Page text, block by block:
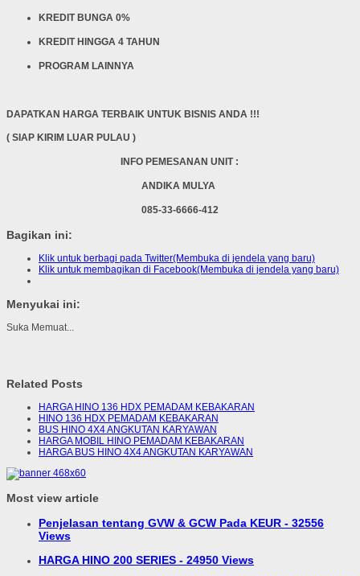
KREDIT BUNGA 0%
KREDIT HINGGA 4 TAHUN
PROGRAM LAINNYA
DAPATKAN HARGA TERBAIK UNTUK BISNIS ANDA !!!
( SIAP KIRIM LUAR PULAU )
INFO PEMESANAN UNIT :
ANDIKA MULYA
085-33-6666-412
Bagikan ini:
Klik untuk berbagi pada Twitter(Membuka di jendela yang baru)
Klik untuk membagikan di Facebook(Membuka di jendela yang baru)
Menyukai ini:
Suka Memuat...
Related Posts
HARGA HINO 136 HDX PEMADAM KEBAKARAN
HINO 136 HDX PEMADAM KEBAKARAN
BUS HINO 4X4 ANGKUTAN KARYAWAN
HARGA MOBIL HINO PEMADAM KEBAKARAN
HARGA BUS HINO 4X4 ANGKUTAN KARYAWAN
Most view article
Penjelasan tentang GVW & GCW Pada KEUR - 32556
Views
HARGA HINO 200 SERIES - 24950 Views